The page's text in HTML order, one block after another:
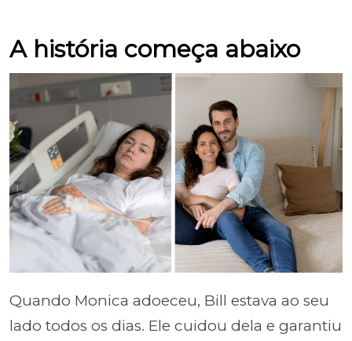
A história começa abaixo
Quando Monica adoeceu, Bill estava ao seu
lado todos os dias. Ele cuidou dela e garantiu